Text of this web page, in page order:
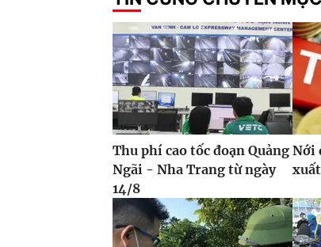
Thu phí cao tốc đoạn Quảng
Ngãi - Nha Trang từ ngày
14/8
Nới